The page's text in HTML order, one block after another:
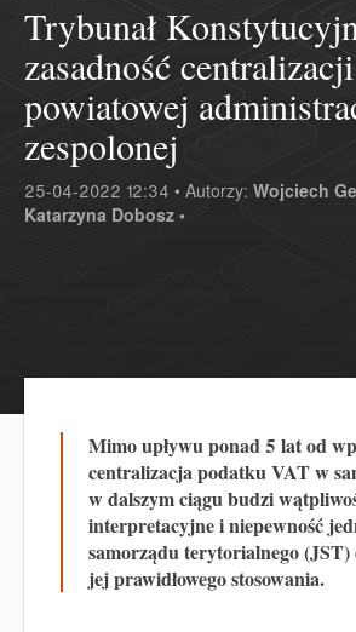
Trybunał
zasadność
powiatowej
zespolonej
25-04-2022 12:34 • Autorzy: Wojciech
Katarzyna Dobosz •
Mimo upływu ponad 5 lat od
centralizacja podatku VAT w
w dalszym ciągu budzi
interpretacyjne i niepewność
samorządu terytorialnego (JST)
jej prawidłowego stosowania.